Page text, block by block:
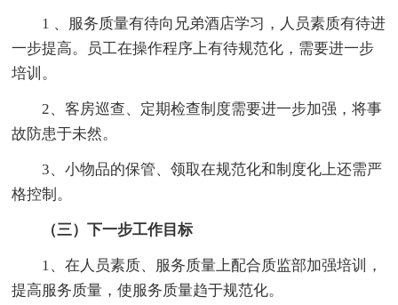
1 、服务质量有待向兄弟酒店学习，人员素质有待进
一步提高。员工在操作程序上有待规范化，需要进一步
培训。
2、客房巡查、定期检查制度需要进一步加强，将事
故防患于未然。
3、小物品的保管、领取在规范化和制度化上还需严
格控制。
（三）下一步工作目标
1、在人员素质、服务质量上配合质监部加强培训，
提高服务质量，使服务质量趋于规范化。